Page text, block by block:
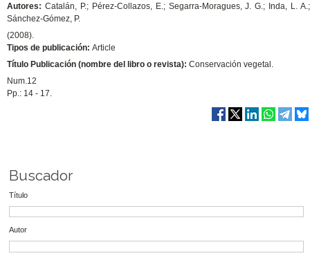
Autores: Catalán, P.; Pérez-Collazos, E.; Segarra-Moragues, J. G.; Inda, L. A.;
Sánchez-Gómez, P.
(2008).
Tipos de publicación: Article
Título Publicación (nombre del libro o revista): Conservación vegetal.
Num.12
Pp.: 14 - 17.
Buscador
Título
Autor